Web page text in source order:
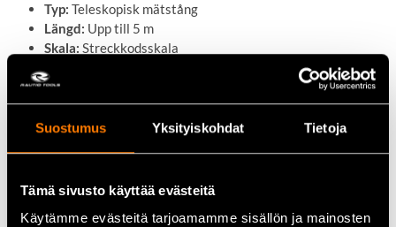
Suostumus Yksityiskohdat Tietoja
Tämä sivusto käyttää evästeitä
Käytämme evästeitä tarjoamamme sisällön ja mainosten
Typ: Teleskopisk mätstång
Längd: Upp till 5 m
Skala: Streckkodsskala
Kompatibilitet:
Laser- och avvägningsmätningar
Konstruktion:Lätt och hållbar
Transport: Teleskopisk konstruktion som sparar utrymme
Produkttyp:
Teleskopisk mätstång